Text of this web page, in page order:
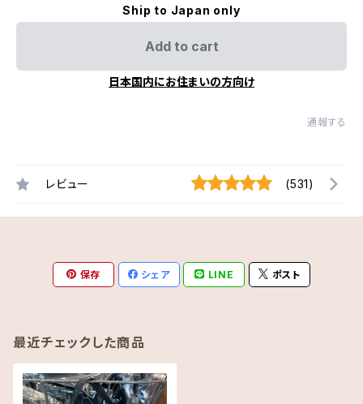
Ship to Japan only
Add to cart
日本国内にお住まいの方向け
通報する
レビュー (531)
保存 シェア LINE ポスト
最近チェックした商品